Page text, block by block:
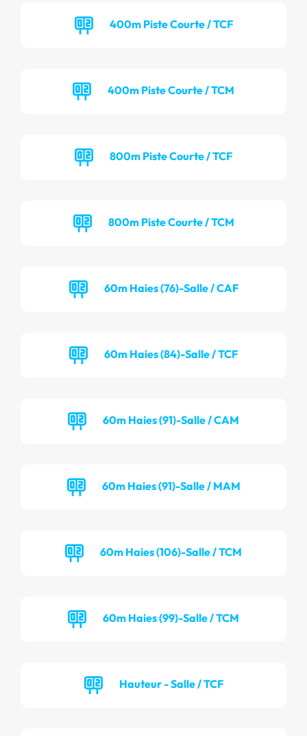
400m Piste Courte / TCF
400m Piste Courte / TCM
800m Piste Courte / TCF
800m Piste Courte / TCM
60m Haies (76)-Salle / CAF
60m Haies (84)-Salle / TCF
60m Haies (91)-Salle / CAM
60m Haies (91)-Salle / MAM
60m Haies (106)-Salle / TCM
60m Haies (99)-Salle / TCM
Hauteur - Salle / TCF